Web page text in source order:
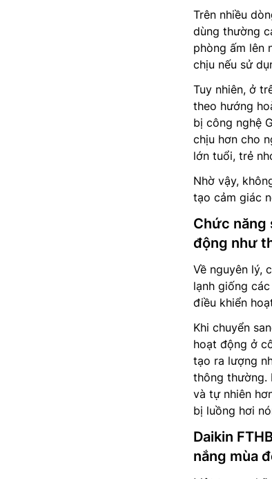
Trên nhiều
dùng thường
phòng ấm lên
chịu nếu sử
Tuy nhiên, ở
theo hướng
bị công nghệ
chịu hơn cho
lớn tuổi, trẻ
Nhờ vậy,
tạo cảm giác
Chức năng
động như
Về nguyên lý,
lạnh giống
điều khiển
Khi chuyển
hoạt động ở
tạo ra lượng
thông thường.
và tự nhiên
bị luồng hơi
Daikin
nắng mùa